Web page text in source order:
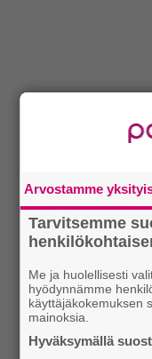
Arvostamme
Tarvitsemme
Me ja huolellisesti
hyödynnämme
käyttäjäkokemuksen
mainoksia.
Hyväksymällä